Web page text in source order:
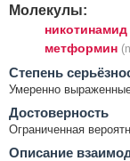
Молекулы:
никотинамид
метформин
Cтепень
Умеренно
Достоверность
Ограниченная
Описание